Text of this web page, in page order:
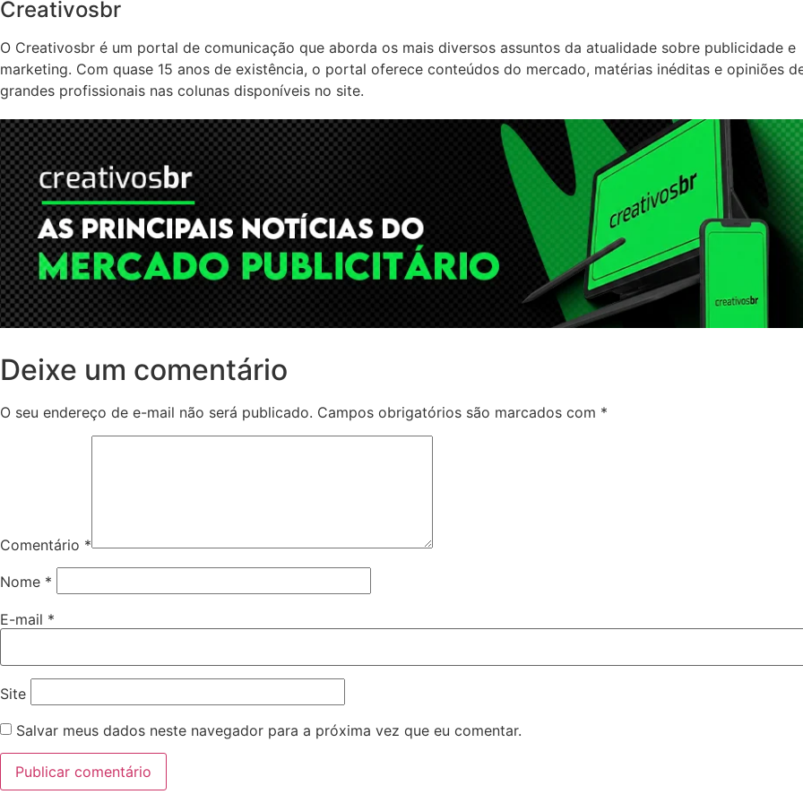
Creativosbr
O Creativosbr é um portal de comunicação que aborda os mais diversos assuntos da atualidade sobre publicidade e
marketing. Com quase 15 anos de existência, o portal oferece conteúdos do mercado, matérias inéditas e opiniões
grandes profissionais nas colunas disponíveis no site.
Deixe um comentário
O seu endereço de e-mail não será publicado. Campos obrigatórios são marcados com *
Comentário *
Nome *
E-mail *
Site
Salvar meus dados neste navegador para a próxima vez que eu comentar.